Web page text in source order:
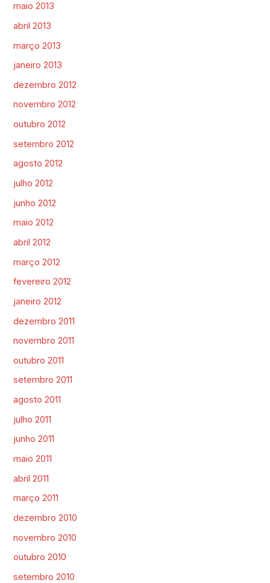
maio 2013
abril 2013
março 2013
janeiro 2013
dezembro 2012
novembro 2012
outubro 2012
setembro 2012
agosto 2012
julho 2012
junho 2012
maio 2012
abril 2012
março 2012
fevereiro 2012
janeiro 2012
dezembro 2011
novembro 2011
outubro 2011
setembro 2011
agosto 2011
julho 2011
junho 2011
maio 2011
abril 2011
março 2011
dezembro 2010
novembro 2010
outubro 2010
setembro 2010